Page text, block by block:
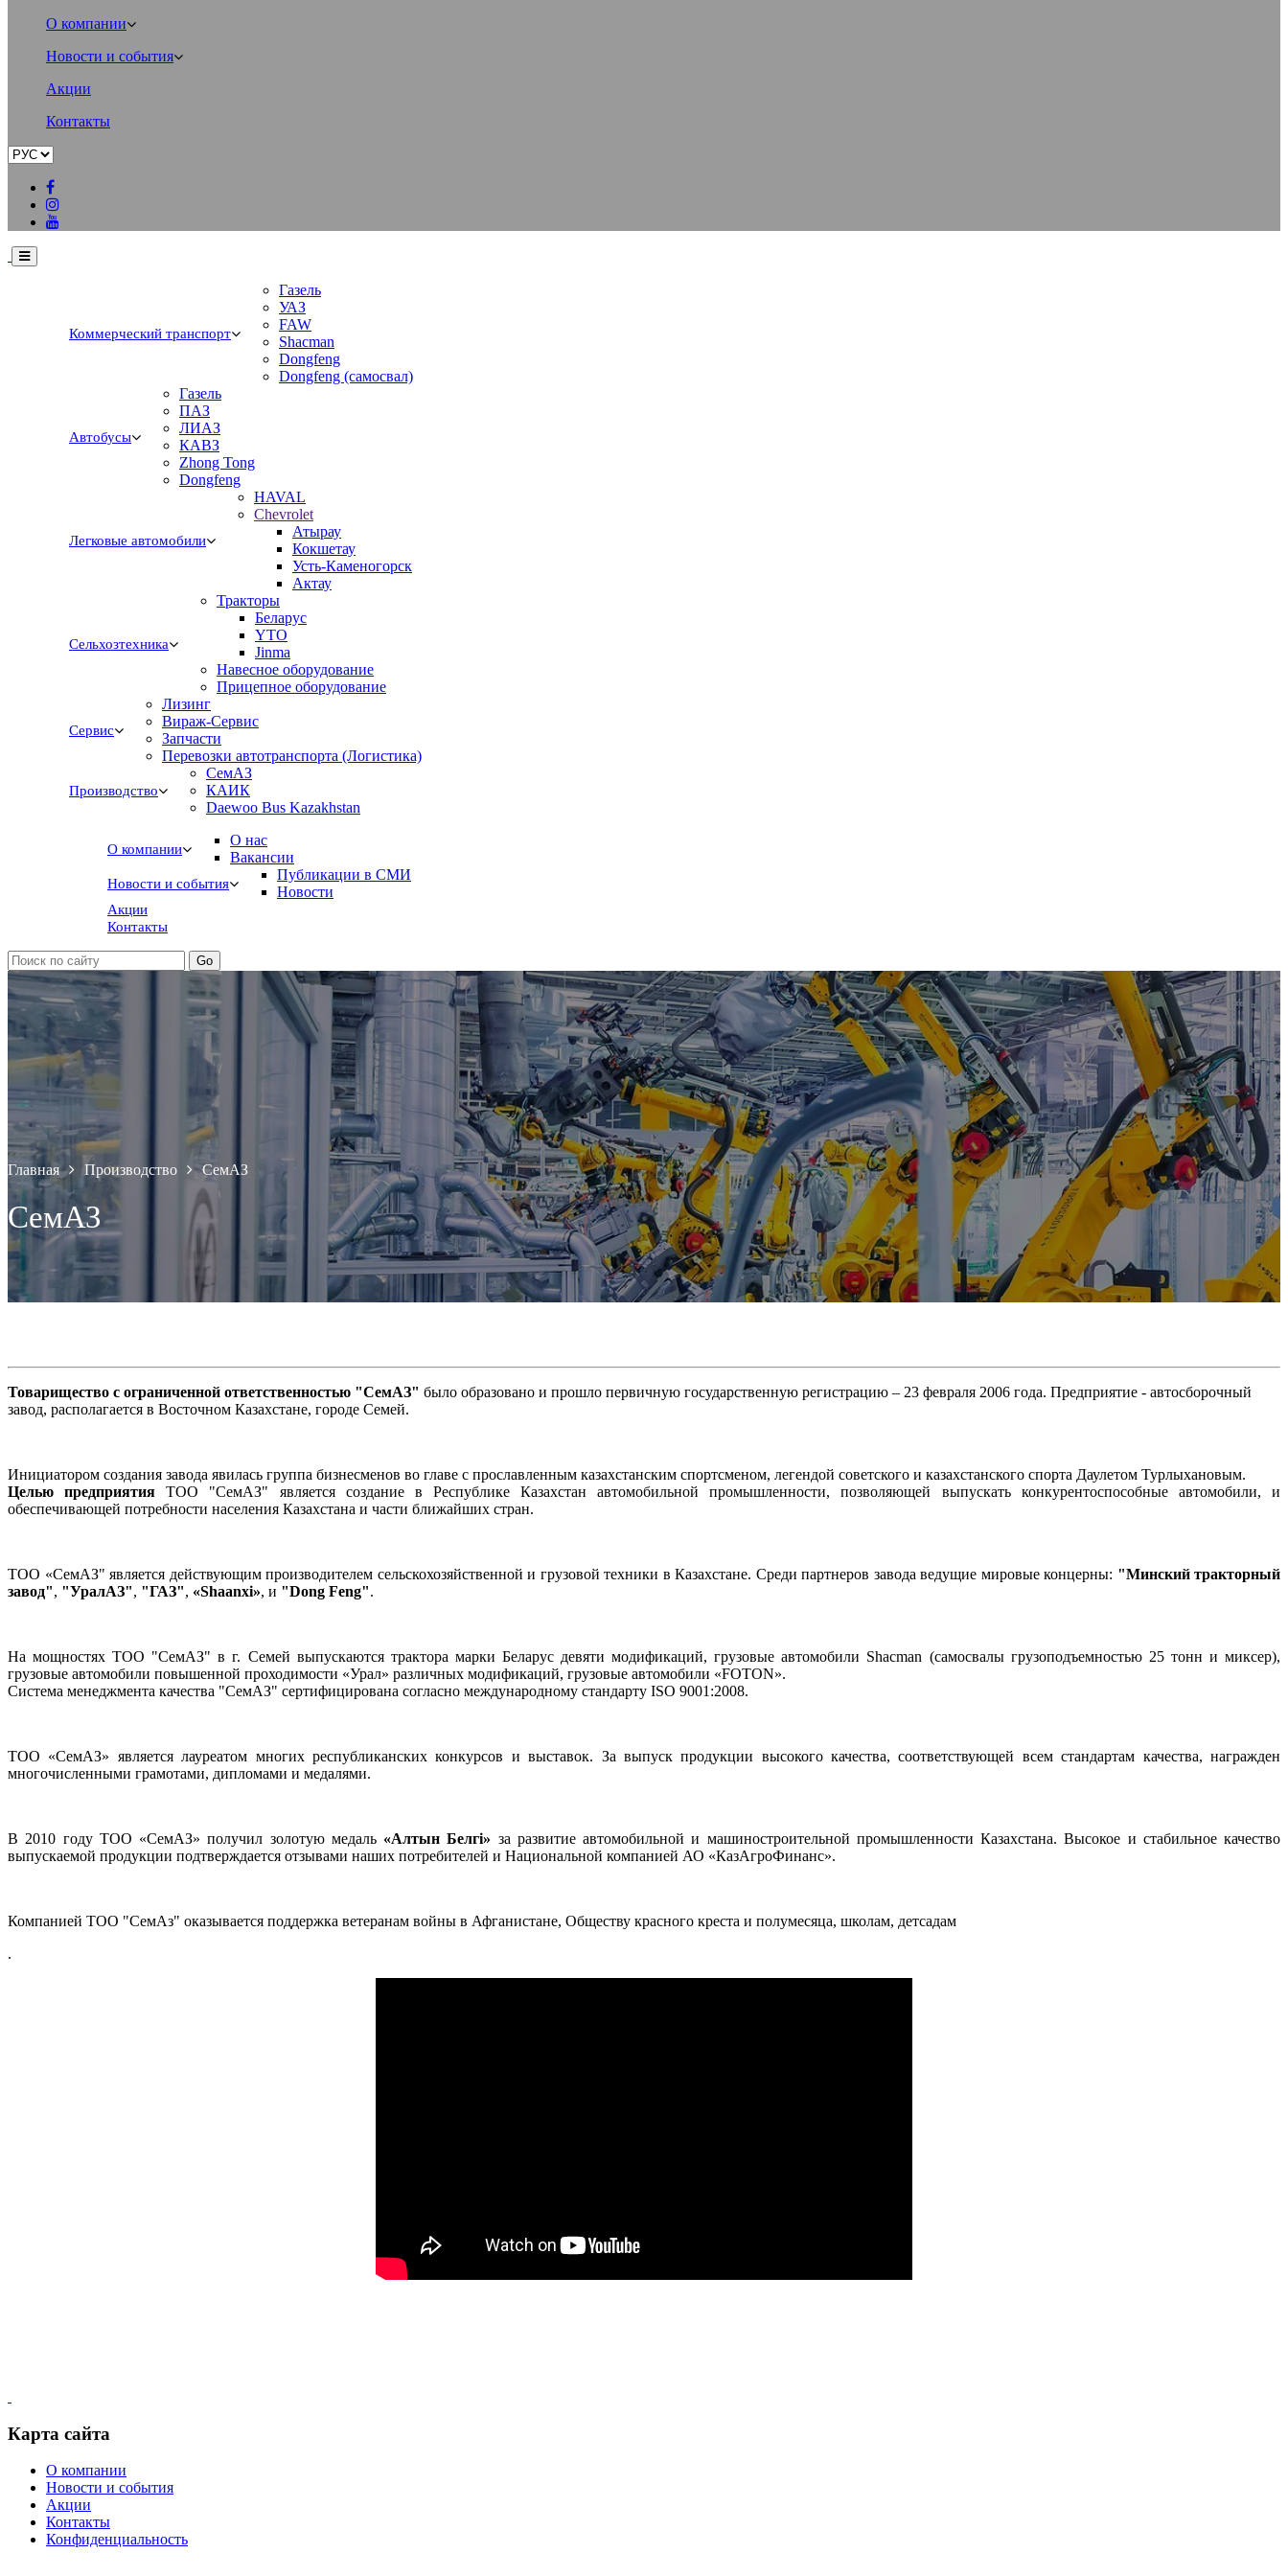
О компании
Новости и события
Акции
Контакты
Коммерческий транспорт
Газель
УАЗ
FAW
Shacman
Dongfeng
Dongfeng (самосвал)
Автобусы
Газель
ПАЗ
ЛИАЗ
КАВЗ
Zhong Tong
Dongfeng
Легковые автомобили
HAVAL
Chevrolet
Атырау
Кокшетау
Усть-Каменогорск
Актау
Сельхозтехника
Тракторы
Беларус
YTO
Jinma
Навесное оборудование
Прицепное оборудование
Сервис
Лизинг
Вираж-Сервис
Запчасти
Перевозки автотранспорта (Логистика)
Производство
СемАЗ
КАИК
Daewoo Bus Kazakhstan
О компании
О нас
Вакансии
Новости и события
Публикации в СМИ
Новости
Акции
Контакты
Главная Производство СемАЗ
СемАЗ
Товарищество с ограниченной ответственностью "СемАЗ" было образовано и прошло первичную государственную регистрацию – 23 февраля 2006 года. Предприятие - автосборочный
завод, располагается в Восточном Казахстане, городе Семей.
Инициатором создания завода явилась группа бизнесменов во главе с прославленным казахстанским спортсменом, легендой советского и казахстанского спорта Даулетом Турлыхановым.
Целью предприятия ТОО "СемАЗ" является создание в Республике Казахстан автомобильной промышленности, позволяющей выпускать конкурентоспособные автомобили, и
обеспечивающей потребности населения Казахстана и части ближайших стран.
ТОО «СемАЗ" является действующим производителем сельскохозяйственной и грузовой техники в Казахстане. Среди партнеров завода ведущие мировые концерны: "Минский тракторный
завод", "УралАЗ", "ГАЗ", «Shaanxi», и "Dong Feng".
На мощностях ТОО "СемАЗ" в г. Семей выпускаются трактора марки Беларус девяти модификаций, грузовые автомобили Shacman (самосвалы грузоподъемностью 25 тонн и миксер),
грузовые автомобили повышенной проходимости «Урал» различных модификаций, грузовые автомобили «FOTON».
Система менеджмента качества "СемАЗ" сертифицирована согласно международному стандарту ISO 9001:2008.
ТОО «СемАЗ» является лауреатом многих республиканских конкурсов и выставок. За выпуск продукции высокого качества, соответствующей всем стандартам качества, награжден
многочисленными грамотами, дипломами и медалями.
В 2010 году ТОО «СемАЗ» получил золотую медаль «Алтын Белгі» за развитие автомобильной и машиностроительной промышленности Казахстана. Высокое и стабильное качество
выпускаемой продукции подтверждается отзывами наших потребителей и Национальной компанией АО «КазАгроФинанс».
Компанией ТОО "СемАз" оказывается поддержка ветеранам войны в Афганистане, Обществу красного креста и полумесяца, школам, детсадам
.
Карта сайта
О компании
Новости и события
Акции
Контакты
Конфиденциальность